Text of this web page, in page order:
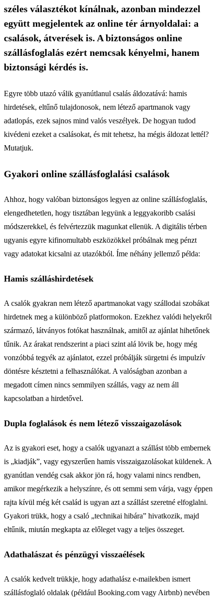
széles választékot kínálnak, azonban mindezzel
együtt megjelentek az online tér árnyoldalai: a
csalások, átverések is. A biztonságos online
szállásfoglalás ezért nemcsak kényelmi, hanem
biztonsági kérdés is.
Egyre több utazó válik gyanútlanul csalás áldozatává: hamis
hirdetések, eltűnő tulajdonosok, nem létező apartmanok vagy
adatlopás, ezek sajnos mind valós veszélyek. De hogyan tudod
kivédeni ezeket a csalásokat, és mit tehetsz, ha mégis áldozat lettél?
Mutatjuk.
Gyakori online szállásfoglalási csalások
Ahhoz, hogy valóban biztonságos legyen az online szállásfoglalás,
elengedhetetlen, hogy tisztában legyünk a leggyakoribb csalási
módszerekkel, és felvértezzük magunkat ellenük. A digitális térben
ugyanis egyre kifinomultabb eszközökkel próbálnak meg pénzt
vagy adatokat kicsalni az utazókból. Íme néhány jellemző példa:
Hamis szálláshirdetések
A csalók gyakran nem létező apartmanokat vagy szállodai szobákat
hirdetnek meg a különböző platformokon. Ezekhez valódi helyekről
származó, látványos fotókat használnak, amitől az ajánlat hihetőnek
tűnik. Az árakat rendszerint a piaci szint alá lövik be, hogy még
vonzóbbá tegyék az ajánlatot, ezzel próbálják sürgetni és impulzív
döntésre késztetni a felhasználókat. A valóságban azonban a
megadott címen nincs semmilyen szállás, vagy az nem áll
kapcsolatban a hirdetővel.
Dupla foglalások és nem létező visszaigazolások
Az is gyakori eset, hogy a csalók ugyanazt a szállást több embernek
is „kiadják”, vagy egyszerűen hamis visszaigazolásokat küldenek. A
gyanútlan vendég csak akkor jön rá, hogy valami nincs rendben,
amikor megérkezik a helyszínre, és ott semmi sem várja, vagy éppen
rajta kívül még két család is ugyan azt a szállást szeretné elfoglalni.
Gyakori trükk, hogy a csaló „technikai hibára” hivatkozik, majd
eltűnik, miután megkapta az előleget vagy a teljes összeget.
Adathalászat és pénzügyi visszaélések
A csalók kedvelt trükkje, hogy adathalász e-mailekben ismert
szállásfoglaló oldalak (például Booking.com vagy Airbnb) nevében